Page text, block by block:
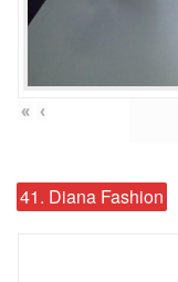
« ‹
41. Diana Fashion